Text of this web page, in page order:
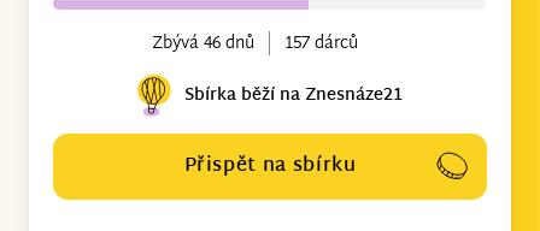
Zbývá 46 dnů
157 dárců
Sbírka běží na Znesnáze21
Přispět na sbírku